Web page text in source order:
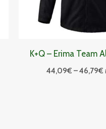
K+Q – Erima Team
44,09€ –46,79€